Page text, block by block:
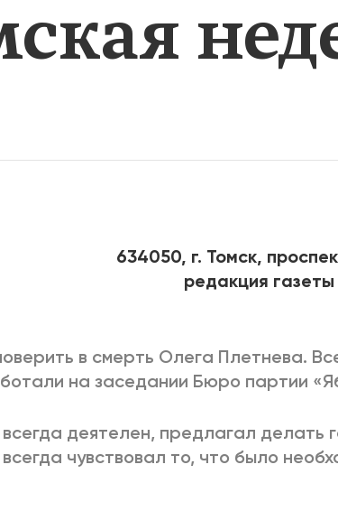
ПОДРОБНЕЕ
РОССИЯ-2022:
634050, г. Томск,
редакция
в смерть Олега Плетнева.
на заседании Бюро партии
деятелен, предлагал делать
чувствовал то, что было